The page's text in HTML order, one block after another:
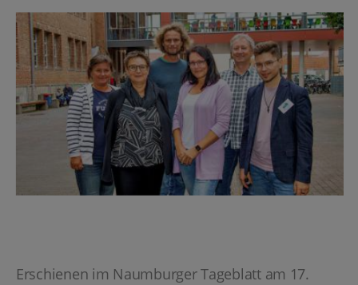
Erschienen im Naumburger Tageblatt am 17.